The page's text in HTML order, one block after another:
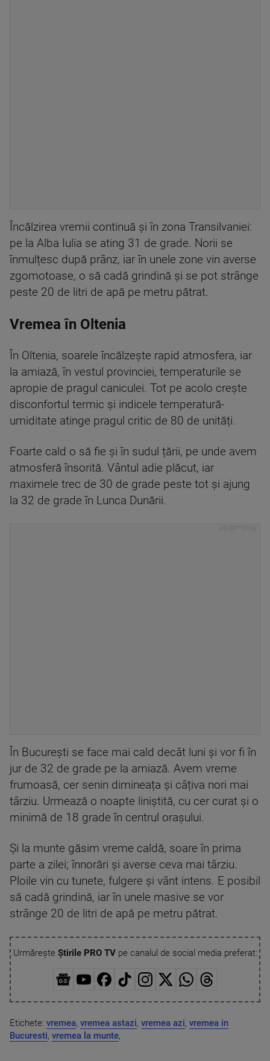
Încălzirea vremii continuă și în zona Transilvaniei:
pe la Alba Iulia se ating 31 de grade. Norii se
înmulțesc după prânz, iar în unele zone vin averse
zgomotoase, o să cadă grindină și se pot strânge
peste 20 de litri de apă pe metru pătrat.
Vremea în Oltenia
În Oltenia, soarele încălzește rapid atmosfera, iar
la amiază, în vestul provinciei, temperaturile se
apropie de pragul caniculei. Tot pe acolo crește
disconfortul termic și indicele temperatură-
umiditate atinge pragul critic de 80 de unități.
Foarte cald o să fie și în sudul țării, pe unde avem
atmosferă însorită. Vântul adie plăcut, iar
maximele trec de 30 de grade peste tot și ajung
la 32 de grade în Lunca Dunării.
În București se face mai cald decât luni și vor fi în
jur de 32 de grade pe la amiază. Avem vreme
frumoasă, cer senin dimineața și câțiva nori mai
târziu. Urmează o noapte liniștită, cu cer curat și o
minimă de 18 grade în centrul orașului.
Și la munte găsim vreme caldă, soare în prima
parte a zilei; înnorări și averse ceva mai târziu.
Ploile vin cu tunete, fulgere și vânt intens. E posibil
să cadă grindină, iar în unele masive se vor
strânge 20 de litri de apă pe metru pătrat.
Urmărește Știrile PRO TVpe canalul de social media preferat:
Etichete: vremea, vremea astazi, vremea azi, vremea in
Bucuresti, vremea la munte,